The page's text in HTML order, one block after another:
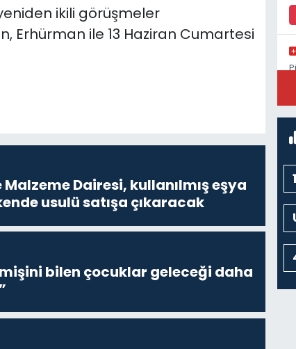
ikili görüşmeler
Erhürman ile 13 Haziran Cumartesi
Dairesi, kullanılmış eşya
usulü satışa çıkaracak
bilen çocuklar geleceği daha